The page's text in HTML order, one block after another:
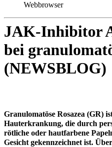
Webbrowser
JAK-Inhibitor
bei
(NEWSBLOG)
Granulomatöse Rosazea (GR)
Hauterkrankung, die durch
rötliche oder hautfarbene
Gesicht gekennzeichnet ist.